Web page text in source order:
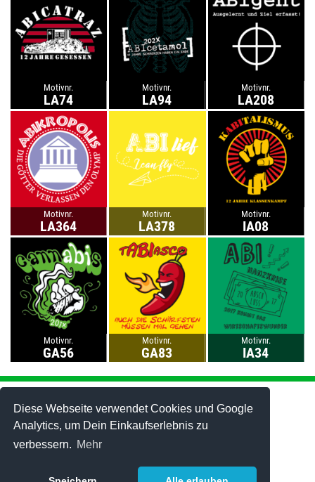
Diese Webseite verwendet Cookies und Google
Analytics, um Dein Einkaufserlebnis zu
verbessern. Mehr
Motivnr.
LA74
Motivnr.
LA94
Motivnr.
LA208
Motivnr.
LA364
Motivnr.
LA378
Motivnr.
IA08
Motivnr.
GA56
Motivnr.
GA83
Motivnr.
IA34
Abi-Motto gestalten
Abi-Fahrt
Lehrer-Motive
Abi-Hoodies
Best-Price-Abishirts
Stuff & Bändchen